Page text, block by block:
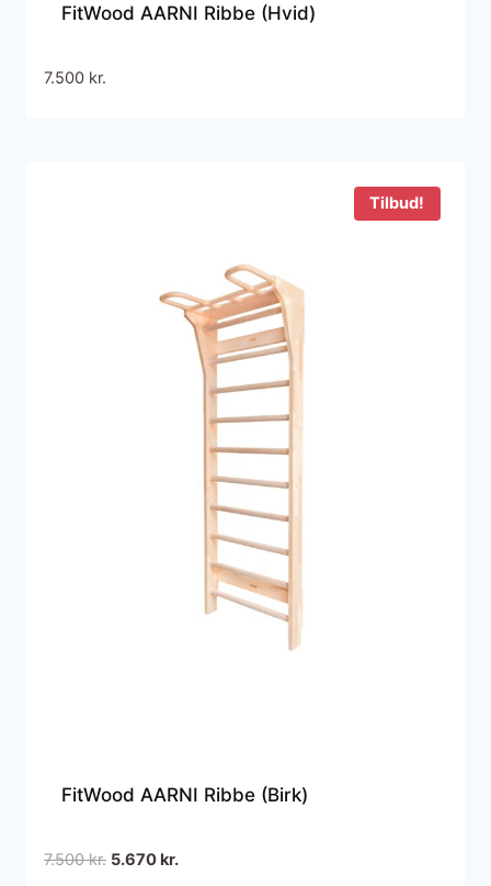
FitWood AARNI Ribbe (Hvid)
7.500 kr.
Tilbud!
FitWood AARNI Ribbe (Birk)
7.500kr. Den
5.670kr.